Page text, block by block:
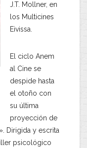
J.T. Mollner, en
los Multicines
Eivissa.
El ciclo Anem
al Cine se
despide hasta
el otoño con
su última
proyección de
Dirigida y escrita
psicológico